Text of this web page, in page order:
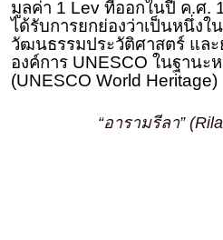
มูลค่า 1 Lev ที่ออกในปี ค.ศ.
ได้รับการยกย่องว่าเป็นหนึ่ง
วัฒนธรรมประวัติศาสตร์ และ
องค์การ UNESCO ในฐานะ
(UNESCO World Heritage)
“อารามรีลา”